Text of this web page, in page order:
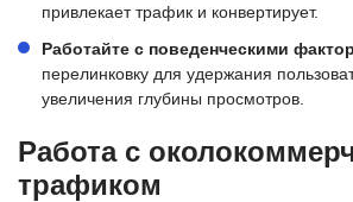
привлекает трафик и конвертирует.
Работайте с поведенческими
перелинковку для удержания
увеличения глубины просмотров.
Работа с
трафиком